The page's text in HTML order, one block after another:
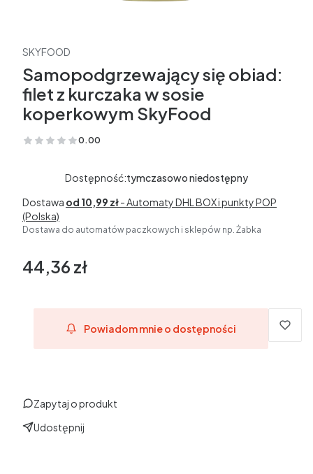
SKYFOOD
Samopodgrzewający się obiad:
filet z kurczaka w sosie
koperkowym SkyFood
0.00
(Oceny: 0 Recenzje: 0)
Dostępność:tymczasowo niedostępny
Dostawa od 10,99 zł- Automaty DHL BOX i punkty POP
(Polska)
Dostawa do automatów paczkowych i sklepów np. Żabka
Cena
44,36 zł
Powiadom mnie o dostępności
Zapytaj o produkt
Udostępnij